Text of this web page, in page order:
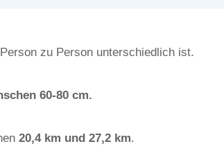
zu Person unterschiedlich ist.
60-80 cm.
20,4 km und 27,2 km.